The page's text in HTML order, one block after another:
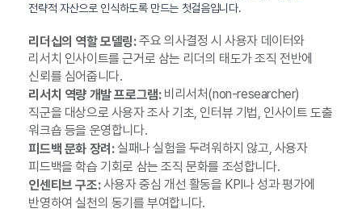
전략적 자산으로 인식하도록 만드는 첫걸음입니다.
리더십의 역할 모델링:주요 의사결정 시 사용자 데이터와
리서치 인사이트를 근거로 삼는 리더의 태도가 조직 전반에
신뢰를 심어줍니다.
리서치 역량 개발 프로그램:비리서처(non-researcher)
직군을 대상으로 사용자 조사 기초, 인터뷰 기법, 인사이트 도출
워크숍 등을 운영합니다.
피드백 문화 장려:실패나 실험을 두려워하지 않고, 사용자
피드백을 학습 기회로 삼는 조직 문화를 조성합니다.
인센티브 구조:사용자 중심 개선 활동을 KPI나 성과 평가에
반영하여 실천의 동기를 부여합니다.